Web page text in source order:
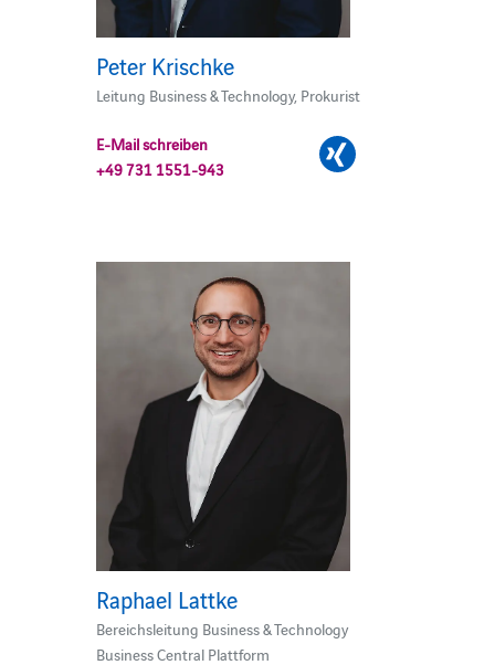
Peter Krischke
Leitung Business & Technology, Prokurist
E-Mail schreiben
+49 731 1551-943
Raphael Lattke
Bereichsleitung Business & Technology
Business Central Plattform